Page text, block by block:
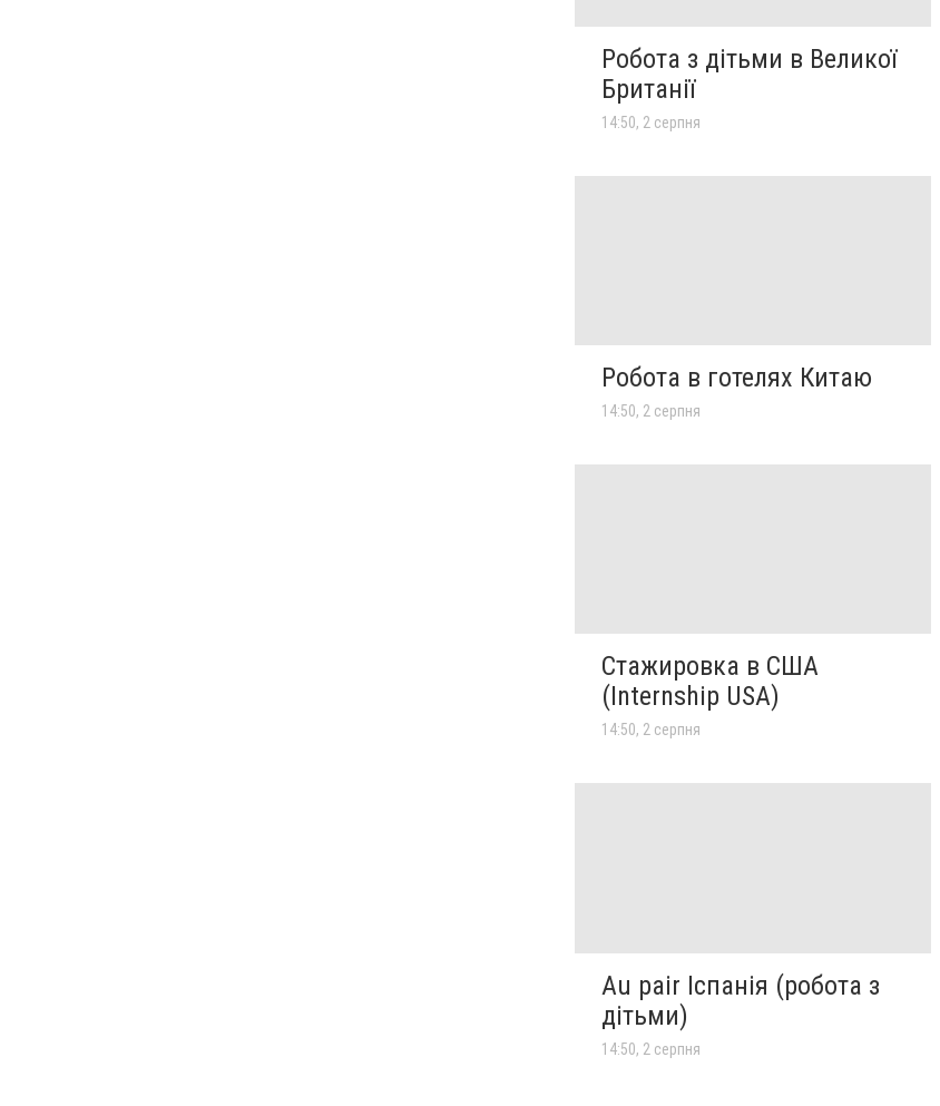
Робота з дітьми в Великої
Британії
14:50, 2 серпня
Робота в готелях Китаю
14:50, 2 серпня
Стажировка в США
(Internship USA)
14:50, 2 серпня
Au pair Іспанія (робота з
дітьми)
14:50, 2 серпня